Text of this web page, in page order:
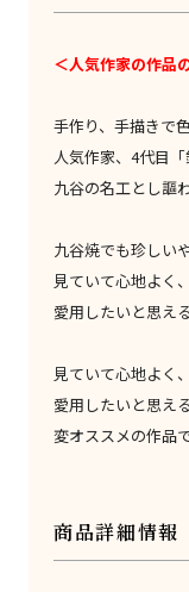
＜人気作家の作品
手作り、手描きで
人気作家、4代目
九谷の名工とし謳
九谷焼でも珍しい
見ていて心地よく
愛用したいと思え
見ていて心地よく
愛用したいと思え
変オススメの作品で
商品詳細情報